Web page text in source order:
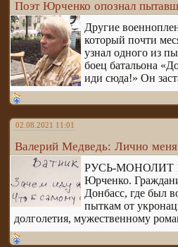
Поэт Юрченко опознал
Другие
который почти
узнал одного из
боец батальона
иди сюда!» Он
02.08.2021 11:01
Валерий Медведь: Лично
РУСЬ-МОНОЛИТ 11
Юрченко.
Донбасс, где был
пыткам от
долголетия, мужественному